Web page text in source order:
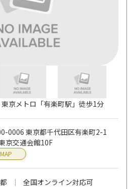
京メトロ「有楽町駅」徒歩1分
0006 東京都千代田区有楽町2-1
京交通会館10F
MAP
全国オンライン対応可